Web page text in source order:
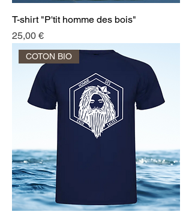
T-shirt "P'tit homme des bois"
Prix
25,00 €
COTON BIO